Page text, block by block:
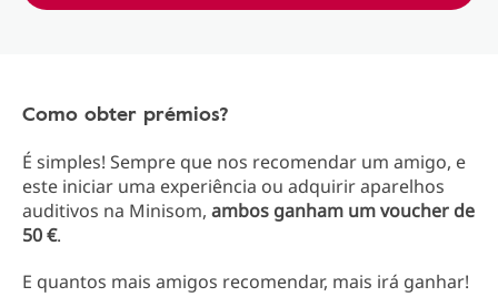
Como obter prémios?
É simples! Sempre que nos recomendar um amigo, e
este iniciar uma experiência ou adquirir aparelhos
auditivos na Minisom, ambos ganham um voucher de
50 €.
E quantos mais amigos recomendar, mais irá ganhar!